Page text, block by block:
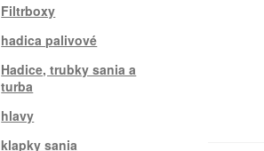
Filtrboxy
hadica palivové
Hadice, trubky sania a
turba
hlavy
klapky sania